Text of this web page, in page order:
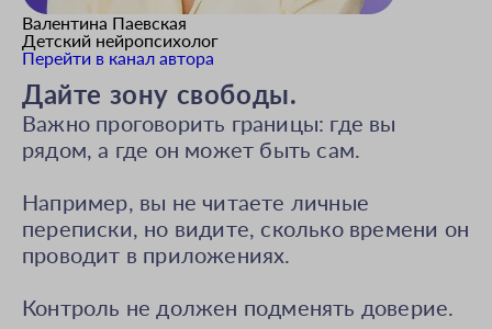
Валентина Паевская
Детский нейропсихолог
Перейти в канал автора
Дайте зону свободы.
Важно проговорить границы: где вы
рядом, а где он может быть сам.
Например, вы не читаете личные
переписки, но видите, сколько времени он
проводит в приложениях.
Контроль не должен подменять доверие.